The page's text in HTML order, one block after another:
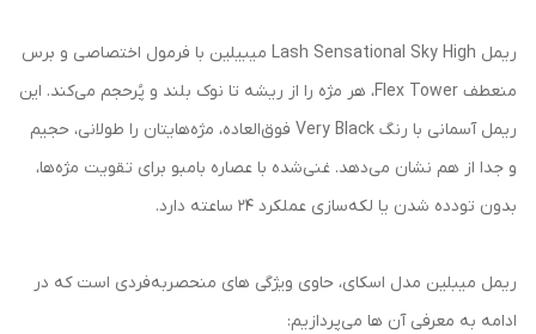
ریمل Lash Sensational Sky High میبیلین با فرمول اختصاصی و برس
منعطف Flex Tower، هر مژه را از ریشه تا نوک بلند و پُرحجم می‌کند. این
ریمل آسمانی با رنگ Very Black فوق‌العاده، مژه‌هایتان را طولانی، حجیم
و جدا از هم نشان می‌دهد. غنی‌شده با عصاره بامبو برای تقویت مژه‌ها،
بدون تودده شدن یا لکه‌سازی عملکرد ۲۴ ساعته دارد.
ریمل میبلین مدل اسکای، حاوی ویژگی های منحصربه‌فردی است که در
ادامه به معرفی آن ها می‌‌پردازیم: